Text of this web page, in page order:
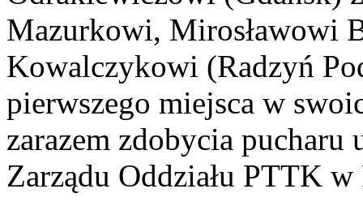
Mazurkowi, Mirosławowi
Kowalczykowi (Radzyń
pierwszego miejsca w
zarazem zdobycia pucharu
Zarządu Oddziału PTTK